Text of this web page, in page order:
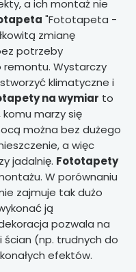
a ich montaż nie
"Fototapeta -
zmianę
potrzeby
Wystarczy
klimatyczne i
na wymiar to
marzy się
można bez dużego
a więc
jadalnię. Fototapety
W porównaniu
zajmuje tak dużo
ją
pozwala na
ścian (np. trudnych do
efektów.